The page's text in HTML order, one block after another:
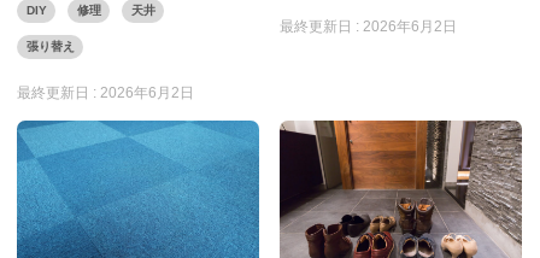
DIY 修理 天井
張り替え
最終更新日 : 2026年6月2日
最終更新日 : 2026年6月2日